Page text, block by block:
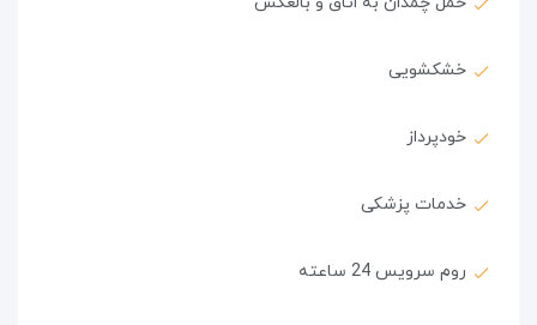
خشکشویی
خودپرداز
خدمات پزشکی
روم سرویس 24 ساعته